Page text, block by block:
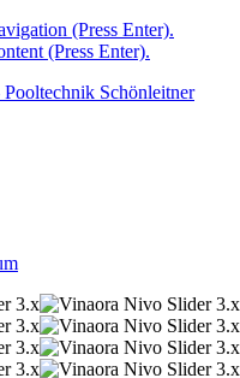
(Press Enter).
(Press Enter).